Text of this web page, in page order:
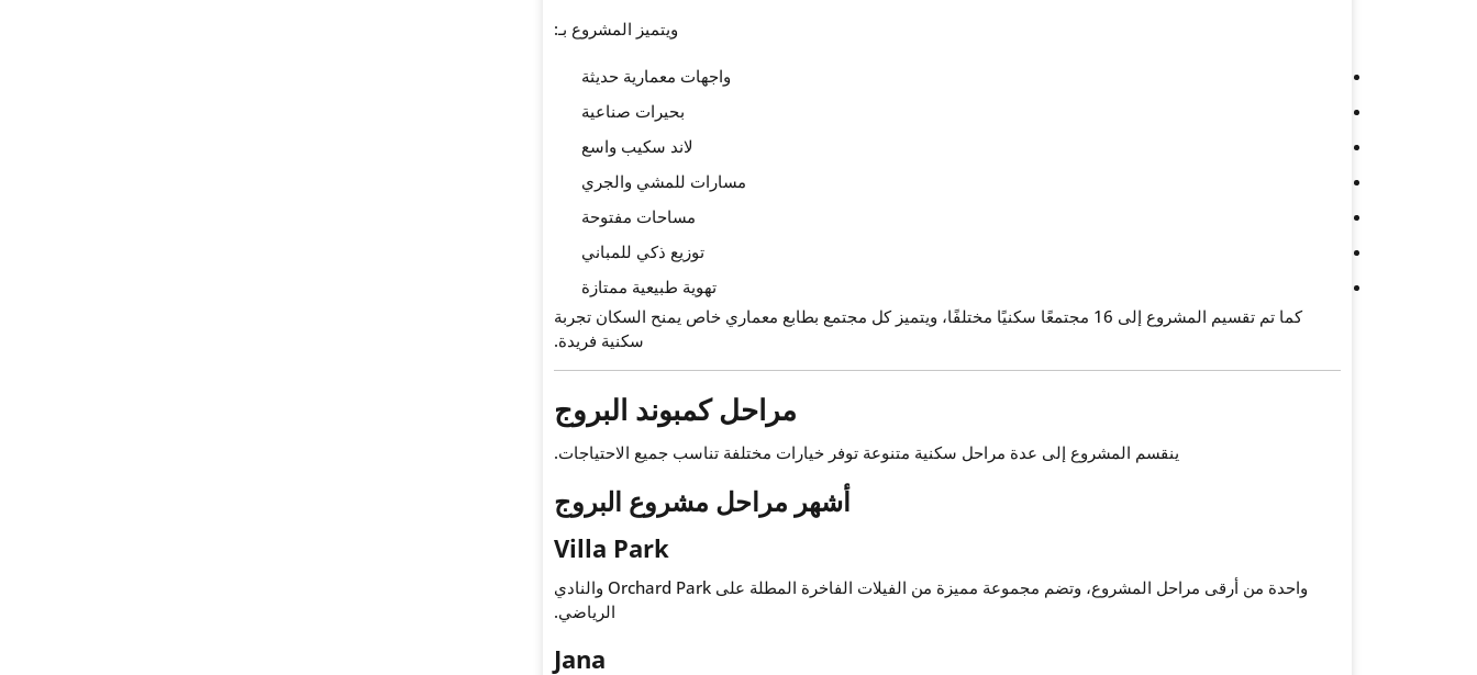
ويتميز المشروع بـ:
واجهات معمارية حديثة
بحيرات صناعية
لاند سكيب واسع
مسارات للمشي والجري
مساحات مفتوحة
توزيع ذكي للمباني
تهوية طبيعية ممتازة
كما تم تقسيم المشروع إلى 16 مجتمعًا سكنيًا مختلفًا، ويتميز كل مجتمع بطابع معماري خاص يمنح السكان تجربة
سكنية فريدة.
مراحل كمبوند البروج
ينقسم المشروع إلى عدة مراحل سكنية متنوعة توفر خيارات مختلفة تناسب جميع الاحتياجات.
أشهر مراحل مشروع البروج
Villa Park
واحدة من أرقى مراحل المشروع، وتضم مجموعة مميزة من الفيلات الفاخرة المطلة على Orchard Park والنادي
الرياضي.
Jana